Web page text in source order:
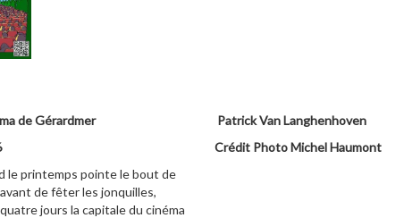
de Gérardmer
le printemps pointe le bout de
de fêter les jonquilles,
jours la capitale du cinéma
Patrick Van Langhenhoven
Crédit Photo Michel Haumont